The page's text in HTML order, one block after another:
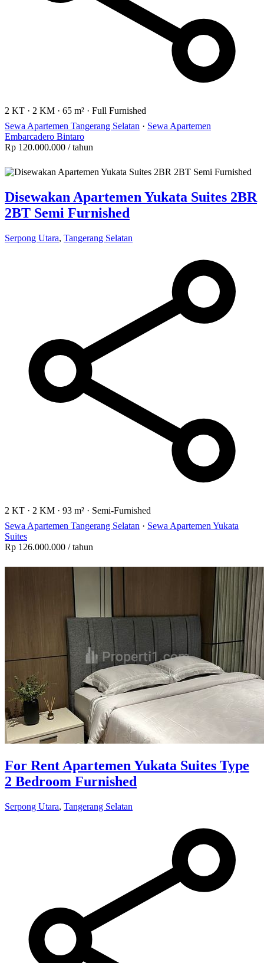
2 KT · 2 KM · 65 m² · Full Furnished
Sewa Apartemen Tangerang Selatan · Sewa Apartemen
Embarcadero Bintaro
Rp 120.000.000 / tahun
Disewakan Apartemen Yukata Suites 2BR
2BT Semi Furnished
Serpong Utara, Tangerang Selatan
2 KT · 2 KM · 93 m² · Semi-Furnished
Sewa Apartemen Tangerang Selatan · Sewa Apartemen Yukata
Suites
Rp 126.000.000 / tahun
For Rent Apartemen Yukata Suites Type
2 Bedroom Furnished
Serpong Utara, Tangerang Selatan